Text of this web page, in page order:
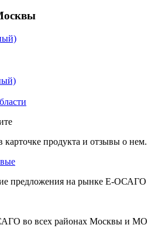
продукта и отзывы о нем.
предложения на рынке Е-ОСАГО
во всех районах Москвы и МО